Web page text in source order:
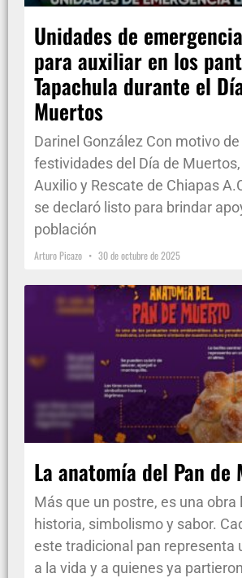
Unidades de
para auxiliar en los
Tapachula durante el
Muertos
Darinel González Con motivo
festividades del Día de
Auxilio y Rescate de Chiapas
se declaró listo para brindar
población
Arturo Picazo 30 de octubre de 2025
La anatomía del Pan de
Más que un postre, es una obra
historia, simbolismo y sabor.
este tradicional pan representa
a la vida y a quienes ya